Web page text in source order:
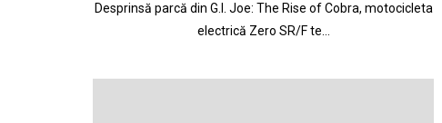
Desprinsă parcă din G.I. Joe: The Rise of Cobra, motocicleta
electrică Zero SR/F te…